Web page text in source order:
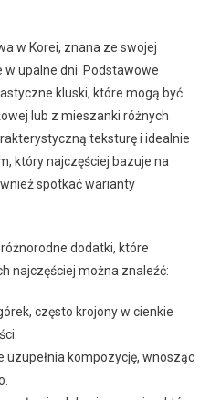
w Korei, znana ze swojej
upalne dni. Podstawowe
kluski, które mogą być
lub z mieszanki różnych
teksturę i idealnie
który najczęściej bazuje na
spotkać warianty
dodatki, które
najczęściej można znaleźć:
często krojony w cienkie
uzupełnia kompozycję, wnosząc